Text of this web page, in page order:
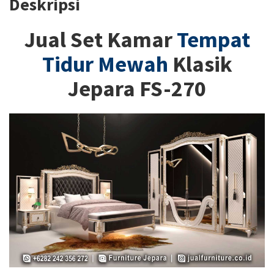
Deskripsi
Jual Set KamarTempat
Tidur Mewah Klasik
Jepara FS-270